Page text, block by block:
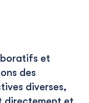
et
des
diverses,